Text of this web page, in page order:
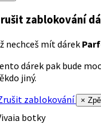
zablokování
nechceš mít dárek
dárek pak bude
jiný.
zablokování
×